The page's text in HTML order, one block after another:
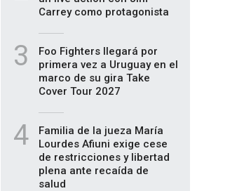
Carrey como protagonista
3
Foo Fighters llegará por
primera vez a Uruguay en el
marco de su gira Take
Cover Tour 2027
4
Familia de la jueza María
Lourdes Afiuni exige cese
de restricciones y libertad
plena ante recaída de
salud